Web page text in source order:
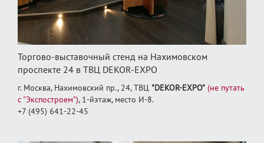
Торгово-выставочный стенд на Нахимовском
проспекте 24 в ТВЦ DEKOR-EXPO
г. Москва, Нахимовский пр., 24, ТВЦ "DEKOR-EXPO" (не путать
с "Экспостроем"), 1‑йэтаж, место И‑8.
+7 (495) 641-22-45